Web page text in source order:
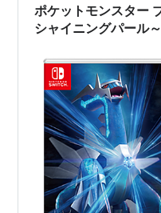
ミロカロス 76 みず
ガブリアス 78 ドラゴ
サン・ムーン
バトルツリーに登場。
匹、同じポケモン、同
タルが重複しないよう
使用ポケモン タイプ
ポケットモンスター
シャイニングパール